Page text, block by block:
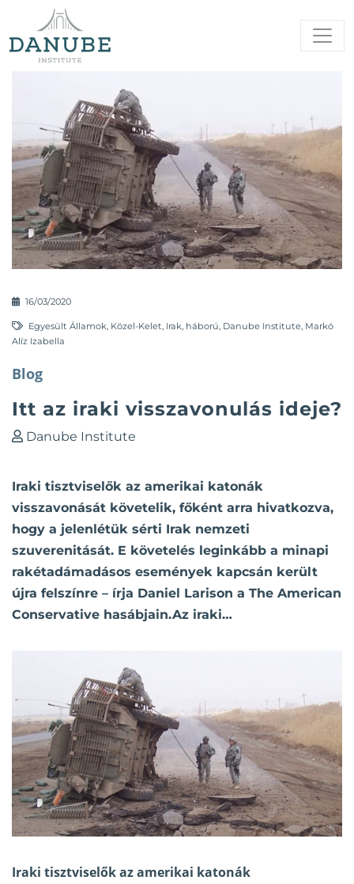
16/03/2020
Egyesült Államok, Közel-Kelet, Irak, háború, Danube Institute, Markó
Alíz Izabella
Blog
Itt az iraki visszavonulás ideje?
Danube Institute
Iraki tisztviselők az amerikai katonák
visszavonását követelik, főként arra hivatkozva,
hogy a jelenlétük sérti Irak nemzeti
szuverenitását. E követelés leginkább a minapi
rakétadámadásos események kapcsán került
újra felszínre – írja Daniel Larison a The American
Conservative hasábjain.Az iraki…
Iraki tisztviselők az amerikai katonák